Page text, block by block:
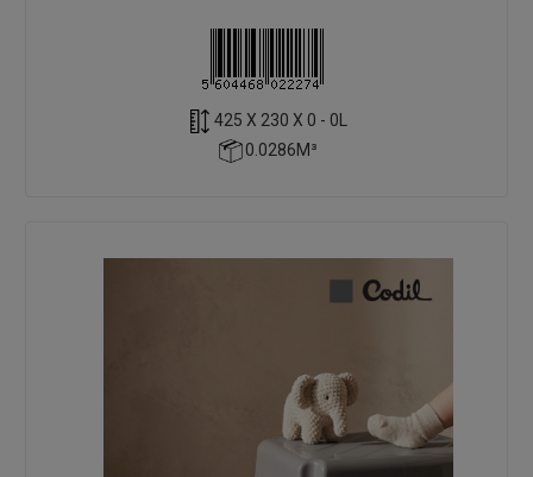
425 X 230 X 0 - 0L
0.0286M³